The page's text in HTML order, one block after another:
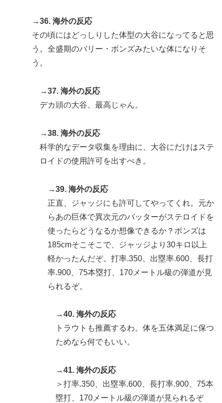
→36. 海外の反応
その頃にはどっしりした体型の大谷になってると思
う。全盛期のバリー・ボンズみたいな体になりそ
う。
→37. 海外の反応
デカ頭の大谷、最高じゃん。
→38. 海外の反応
科学的なデータ収集を理由に、大谷にだけはステ
ロイドの使用許可を出すべき。
→39. 海外の反応
正直、ジャッジにも許可してやってくれ。元か
らあの巨体で異次元のバッターがステロイドを
使ったらどうなるか想像できるか？ボンズは
185cmそこそこで、ジャッジより30キロ以上
軽かったんだぞ。打率.350、出塁率.600、長打
率.900、75本塁打、170メートル級の弾道が見
られるぞ。
→40. 海外の反応
トラウトも推薦するわ。体を五体満足に保つ
ためなら何でもいい。
→41. 海外の反応
＞打率.350、出塁率.600、長打率.900、75本
塁打、170メートル級の弾道が見られるぞ